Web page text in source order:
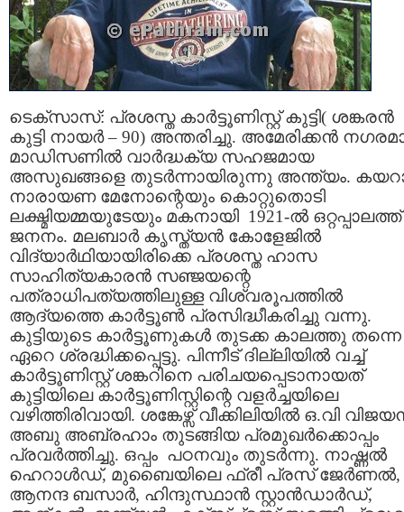
ടെക്സാസ്: പ്രശസ്ത കാര്‍ട്ടൂണിസ്റ്റ് കുട്ടി( ശങ്കരന്‍
കുട്ടി നായര്‍ – 90) അന്തരിച്ചു. അമേരിക്കന്‍
മാഡിസണില്‍ വാര്‍ദ്ധക്യ സഹജമായ
അസുഖങ്ങളെ തുടര്‍ന്നായിരുന്നു അന്ത്യം.
നാരായണ മേനോന്റെയും കൊറ്റുതൊടി
ലക്ഷ്മിയമ്മയുടേയും മകനായി 1921-ല്‍ ഒറ്റപ്പാലത്ത്
ജനനം. മലബാര്‍ കൃസ്ത്യന്‍ കോളേജില്‍
വിദ്യാര്‍ഥിയായിരിക്കെ പ്രശസ്ത ഹാസ
സാഹിത്യകാരന്‍ സഞ്ജയന്റെ
പത്രാധിപത്യത്തിലുള്ള വിശ്വരൂപത്തില്‍
ആദ്യത്തെ കാര്‍ട്ടൂണ്‍ പ്രസിദ്ധീകരിച്ചു വന്നു.
കുട്ടിയുടെ കാര്‍ട്ടൂണുകള്‍ തുടക്ക കാലത്തു തന്നെ
ഏറെ ശ്രദ്ധിക്കപ്പെട്ടു. പിന്നീട് ദില്ലിയില്‍ വച്ച്
കാര്‍ട്ടൂണിസ്റ്റ് ശങ്കറിനെ പരിചയപ്പെടാനായത്
കുട്ടിയിലെ കാര്‍ട്ടൂണിസ്റ്റിന്റെ വളര്‍ച്ചയിലെ
വഴിത്തിരിവായി. ശങ്കേഴ്സ് വീക്കിലിയില്‍ ഒ.വി
അബു അബ്രഹാം തുടങ്ങിയ പ്രമുഖര്‍ക്കൊപ്പം
പ്രവര്‍ത്തിച്ചു. ഒപ്പം പഠനവും തുടര്‍ന്നു. നാഷ്ണല്‍
ഹെറാള്‍ഡ്, മുബൈയിലെ ഫ്രീ പ്രസ് ജേര്‍ണല്‍,
ആനന്ദ ബസാര്‍, ഹിന്ദുസ്ഥാന്‍ സ്റ്റാന്‍ഡാര്‍ഡ്,